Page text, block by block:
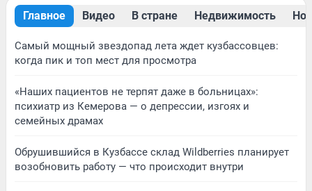
Главное Видео В стране Недвижимость
Самый мощный звездопад лета ждет кузбассовцев:
когда пик и топ мест для просмотра
«Наших пациентов не терпят даже в больницах»:
психиатр из Кемерова — о депрессии, изгоях и
семейных драмах
Обрушившийся в Кузбассе склад Wildberries планирует
возобновить работу — что происходит внутри